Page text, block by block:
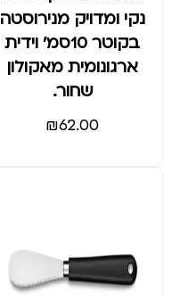
נקי ומדויק מנירוסטה
בקוטר 10סמ' וידית
ארגונומית מאקולון
שחור.
₪62.00